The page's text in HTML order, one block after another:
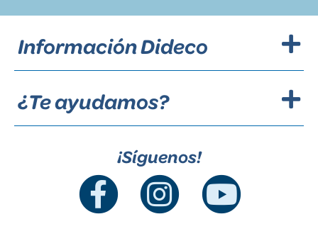
Información Dideco
¿Te ayudamos?
¡Síguenos!